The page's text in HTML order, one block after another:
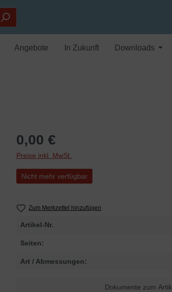
Angebote In Zukunft Downloads
0,00 €
Preise inkl. MwSt.
Nicht mehr verfügbar
Zum Merkzettel hinzufügen
Artikel-Nr.
Seiten:
Art / Abmessungen:
Dokumente zum